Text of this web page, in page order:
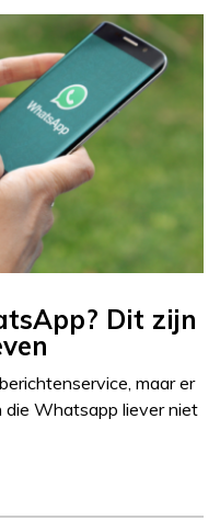
Dit zijn
maar er
die Whatsapp liever niet